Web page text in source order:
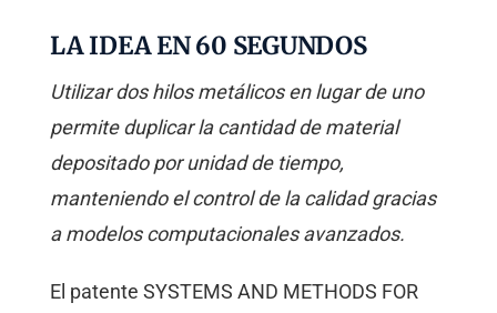
LA IDEA EN 60 SEGUNDOS
Utilizar dos hilos metálicos en lugar de uno
permite duplicar la cantidad de material
depositado por unidad de tiempo,
manteniendo el control de la calidad gracias
a modelos computacionales avanzados.
El patente SYSTEMS AND METHODS FOR